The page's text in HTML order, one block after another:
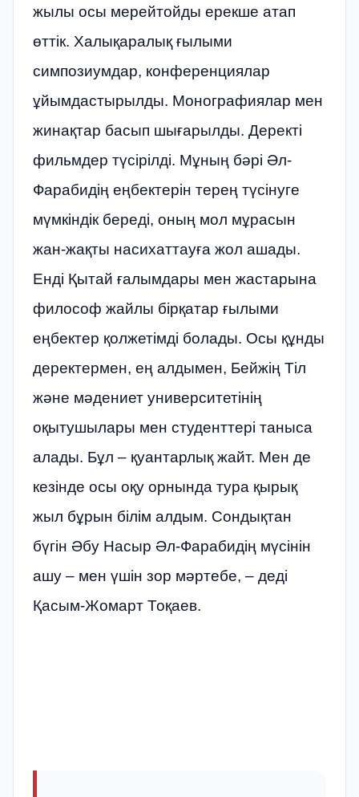
жылы осы мерейтойды ерекше атап
өттік. Халықаралық ғылыми
симпозиумдар, конференциялар
ұйымдастырылды. Монографиялар мен
жинақтар басып шығарылды. Деректі
фильмдер түсірілді. Мұның бәрі Әл-
Фарабидің еңбектерін терең түсінуге
мүмкіндік береді, оның мол мұрасын
жан-жақты насихаттауға жол ашады.
Енді Қытай ғалымдары мен жастарына
философ жайлы бірқатар ғылыми
еңбектер қолжетімді болады. Осы құнды
деректермен, ең алдымен, Бейжің Тіл
және мәдениет университетінің
оқытушылары мен студенттері таныса
алады. Бұл – қуантарлық жайт. Мен де
кезінде осы оқу орнында тура қырық
жыл бұрын білім алдым. Сондықтан
бүгін Әбу Насыр Әл-Фарабидің мүсінін
ашу – мен үшін зор мәртебе, – деді
Қасым-Жомарт Тоқаев.